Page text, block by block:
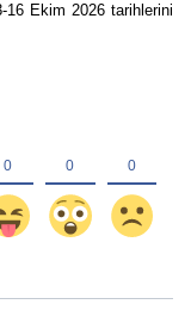
16 Ekim 2026 tarihlerini